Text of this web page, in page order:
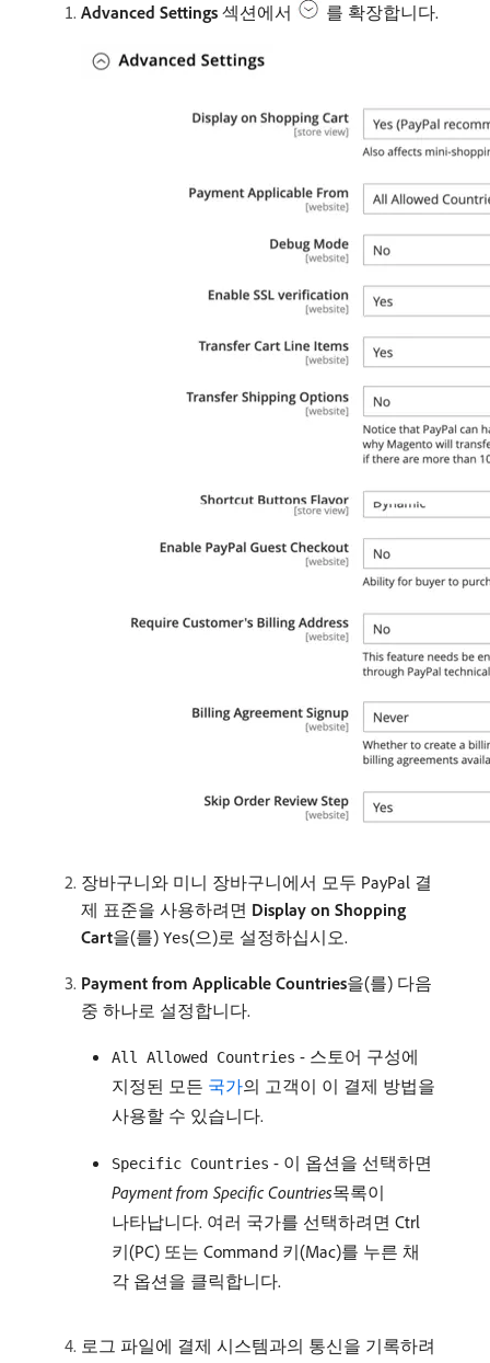
Advanced Settings 섹션에서 를 확장합니다.
장바구니와 미니 장바구니에서 모두 PayPal 결
제 표준을 사용하려면 Display on Shopping
Cart​을(를) Yes(으)로 설정하십시오.
Payment from Applicable Countries​을(를) 다음
중 하나로 설정합니다.
All Allowed Countries - 스토어 구성에
지정된 모든 국가의 고객이 이 결제 방법을
사용할 수 있습니다.
Specific Countries - 이 옵션을 선택하면
Payment from Specific Countries​목록이
나타납니다. 여러 국가를 선택하려면 Ctrl
키(PC) 또는 Command 키(Mac)를 누른 채
각 옵션을 클릭합니다.
로그 파일에 결제 시스템과의 통신을 기록하려